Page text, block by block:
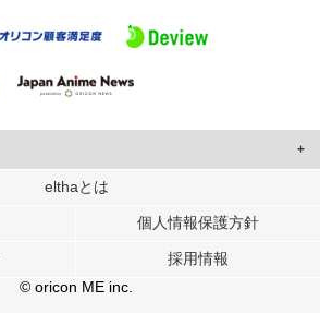
用して、ユーザーに合わせたコンテンツや広告の
解析の各パートナーに提供しています。
ユーザーが各パートナーに提供した他の情報や、
ービスを使用したときに収集した他の情報を組み
elthaとは
個人情報保護方針
採用情報
© oricon ME inc.